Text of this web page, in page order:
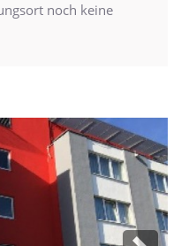
noch keine